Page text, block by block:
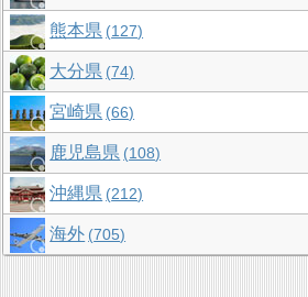
熊本県 127
大分県 74
宮崎県 66
鹿児島県 108
沖縄県 212
海外 705